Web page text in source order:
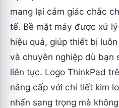
mang lại cảm giác chắc
tế. Bề mặt máy được xử
hiệu quả, giúp thiết bị
và chuyên nghiệp dù bạn
liên tục. Logo ThinkPad
nâng cấp với chi tiết kim
nhấn sang trọng mà